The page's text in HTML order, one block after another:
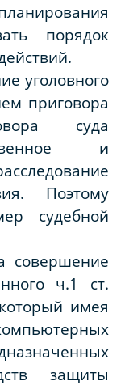
порядок
уголовного
приговора
суда
и
Поэтому
судебной
совершение
ч.1 ст.
имея
защиты